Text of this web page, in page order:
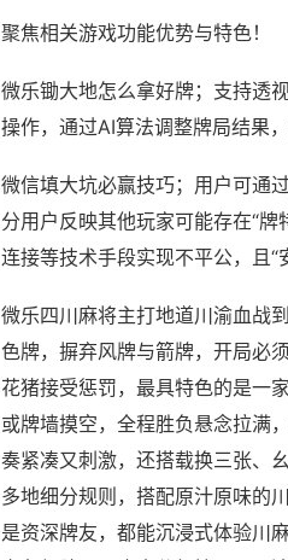
聚焦相关游戏功能优势与特色！
微乐锄大地怎么拿好牌；支持透
操作，通过AI算法调整牌局结果，
微信填大坑必赢技巧；用户可通
分用户反映其他玩家可能存在“
连接等技术手段实现不平公，且“
微乐四川麻将主打地道川渝血战
色牌，摒弃风牌与箭牌，开局必
花猪接受惩罚，最具特色的是一
或牌墙摸空，全程胜负悬念拉满
奏紧凑又刺激，还搭载换三张、
多地细分规则，搭配原汁原味的
是资深牌友，都能沉浸式体验川